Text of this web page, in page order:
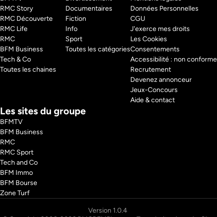
RMC Story
RMC Découverte
RMC Life
RMC
BFM Business
Tech & Co
Toutes les chaines
Documentaires
Fiction
Info
Sport
Toutes les catégories
Données Personnelles
CGU
J'exerce mes droits
Les Cookies
Consentements
Accessibilité : non conforme
Recrutement
Devenez annonceur
Jeux-Concours
Aide & contact
Les sites du groupe
BFMTV
BFM Business
RMC
RMC Sport
Tech and Co
BFM Immo
BFM Bourse
Zone Turf